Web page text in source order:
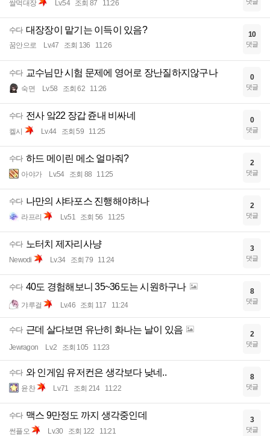
쌀먹대장 Lv.54 조회 87 11:26
수다 대장장이 맡기는 이득이 있음?
꿈안으로 Lv.47 조회 136 11:26
10
댓글
수다 교수님만 시험 문제에 영어로 장난질하지않구나
숙면 Lv.58 조회 62 11:26
0
댓글
수다 전사 앜22 장갑 쥰내 비싸네
켈시 Lv.44 조회 59 11:25
0
댓글
수다 하드 메이린 메소 얼마줘?
아야가 Lv.54 조회 88 11:25
2
댓글
수다 나만의 샤타포스 진행해야하나
라프리 Lv.51 조회 56 11:25
2
댓글
수다 노터치 제자리사냥
Newodi Lv.34 조회 79 11:24
3
댓글
수다 40도 경험해보니 35~36도는 시원하구나
갸루걸 Lv.46 조회 117 11:24
8
댓글
수다 근데 살다보면 유난히 화나는 날이 있음
Jewragon Lv.2 조회 105 11:23
2
댓글
수다 와 인게임 유저컨은 생각보다 낮네..
윤찬 Lv.71 조회 214 11:22
8
댓글
수다 맥스 9만정도 까지 생각중인데
썬플오 Lv.30 조회 122 11:21
3
댓글